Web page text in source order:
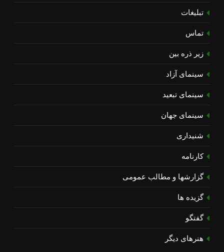
تبلیغات
تماس
زیر ذره بین
سینمای آزاد
سینمای تبعید
سینمای جهان
شنیداری
کارنامه
گزارشها و مطالب عمومی
گزیده ها
گفتگو
هنرهای دیگر